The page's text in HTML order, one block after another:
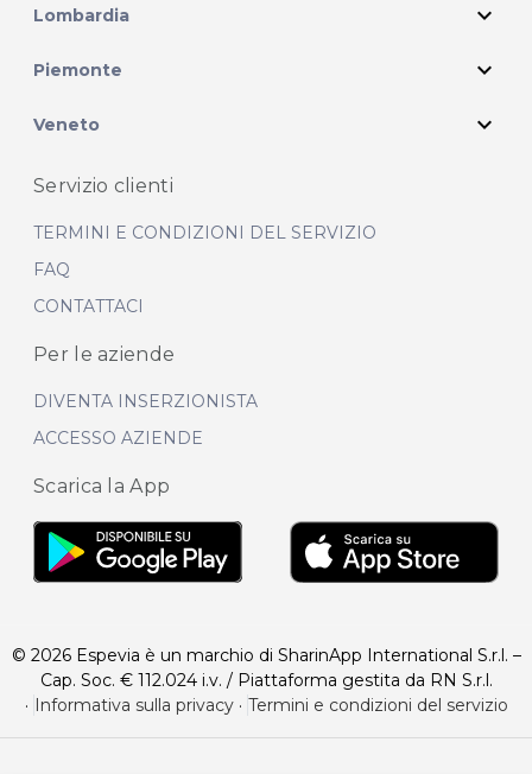
Lombardia expand_more
Piemonte expand_more
Veneto expand_more
Servizio clienti
TERMINI E CONDIZIONI DEL SERVIZIO
FAQ
CONTATTACI
Per le aziende
DIVENTA INSERZIONISTA
ACCESSO AZIENDE
Scarica la App
© 2026 Espevia è un marchio di SharinApp International S.r.l. –
Cap. Soc. € 112.024 i.v. / Piattaforma gestita da RN S.r.l.
· Informativa sulla privacy· Termini e condizioni del servizio